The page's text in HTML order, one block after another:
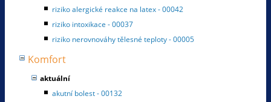
riziko alergické reakce na latex - 00042
riziko intoxikace - 00037
riziko nerovnováhy tělesné teploty - 00005
Komfort
aktuální
akutní bolest - 00132